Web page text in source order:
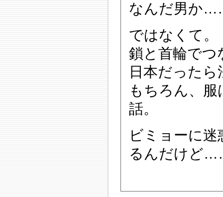
なんだ男か
ではなくて。
鎖と首輪でつ
日本だった
もちろん、
話。
ビミョーに
るんだけど